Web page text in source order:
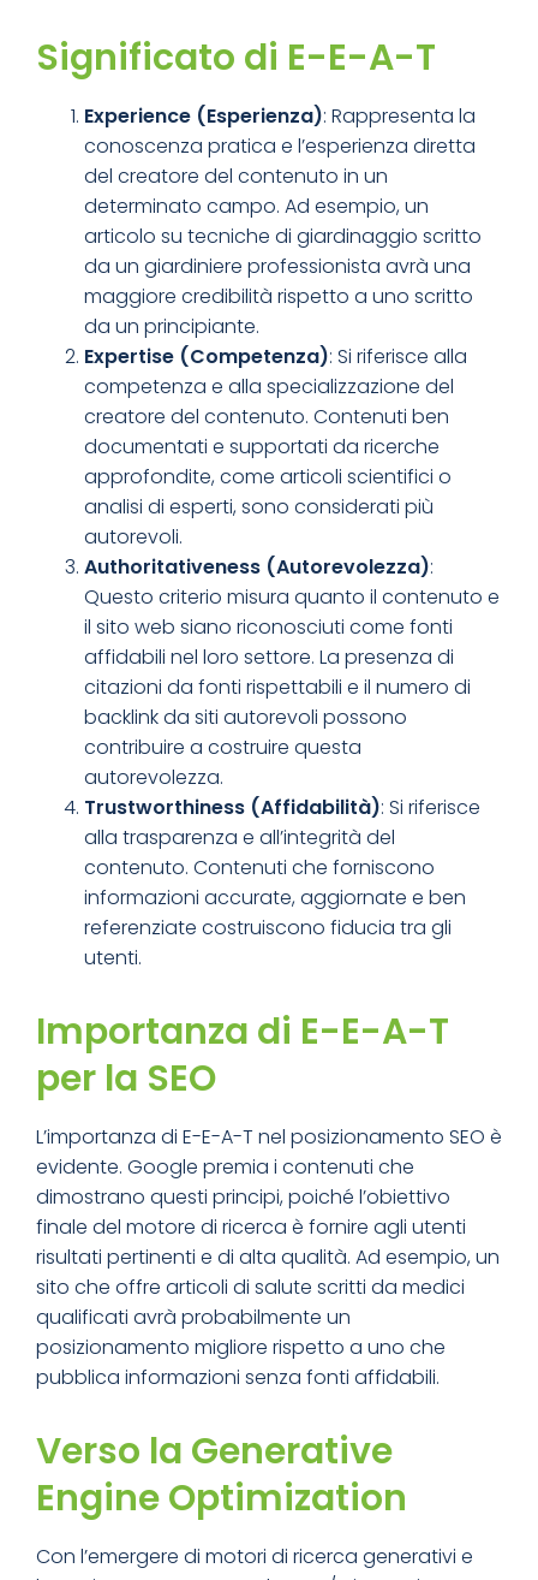
Significato di E-E-A-T
Experience (Esperienza): Rappresenta la
conoscenza pratica e l’esperienza diretta
del creatore del contenuto in un
determinato campo. Ad esempio, un
articolo su tecniche di giardinaggio scritto
da un giardiniere professionista avrà una
maggiore credibilità rispetto a uno scritto
da un principiante.
Expertise (Competenza): Si riferisce alla
competenza e alla specializzazione del
creatore del contenuto. Contenuti ben
documentati e supportati da ricerche
approfondite, come articoli scientifici o
analisi di esperti, sono considerati più
autorevoli.
Authoritativeness (Autorevolezza):
Questo criterio misura quanto il contenuto e
il sito web siano riconosciuti come fonti
affidabili nel loro settore. La presenza di
citazioni da fonti rispettabili e il numero di
backlink da siti autorevoli possono
contribuire a costruire questa
autorevolezza.
Trustworthiness (Affidabilità): Si riferisce
alla trasparenza e all’integrità del
contenuto. Contenuti che forniscono
informazioni accurate, aggiornate e ben
referenziate costruiscono fiducia tra gli
utenti.
Importanza di E-E-A-T
per la SEO
L’importanza di E-E-A-T nel posizionamento SEO è
evidente. Google premia i contenuti che
dimostrano questi principi, poiché l’obiettivo
finale del motore di ricerca è fornire agli utenti
risultati pertinenti e di alta qualità. Ad esempio, un
sito che offre articoli di salute scritti da medici
qualificati avrà probabilmente un
posizionamento migliore rispetto a uno che
pubblica informazioni senza fonti affidabili.
Verso la Generative
Engine Optimization
Con l’emergere di motori di ricerca generativi e